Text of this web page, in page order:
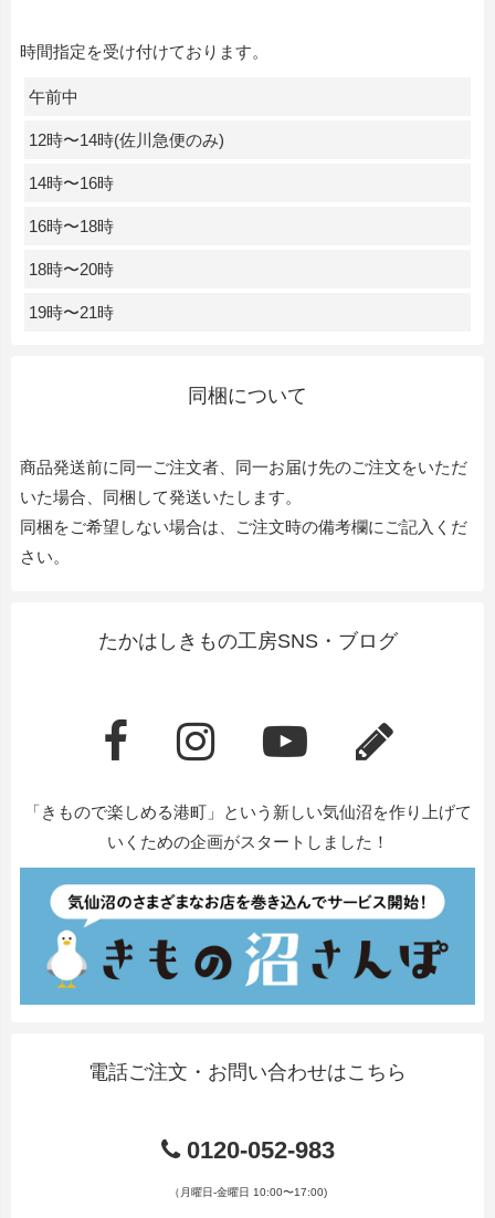
時間指定を受け付けております。
午前中
12時〜14時(佐川急便のみ)
14時〜16時
16時〜18時
18時〜20時
19時〜21時
同梱について
商品発送前に同一ご注文者、同一お届け先のご注文をいただ
いた場合、同梱して発送いたします。
同梱をご希望しない場合は、ご注文時の備考欄にご記入くだ
さい。
たかはしきもの工房SNS・ブログ
「きもので楽しめる港町」という新しい気仙沼を作り上げて
いくための企画がスタートしました！
電話ご注文・お問い合わせはこちら
0120-052-983
（月曜日-金曜日 10:00〜17:00)